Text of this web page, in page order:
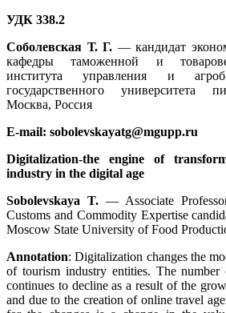
УДК 338.2
Соболевская Т. Г. — кандидат
кафедры таможенной и
института управления и
государственного университета
Москва, Россия
E-mail: sobolevskayatg@mgupp.ru
Digitalization-the engine of
industry in the digital age
Sobolevskaya T. — Associate
Customs and Commodity Expertise
Moscow State University of Food
Annotation: Digitalization changes the
of tourism industry entities. The number
continues to decline as a result of the
and due to the creation of online travel